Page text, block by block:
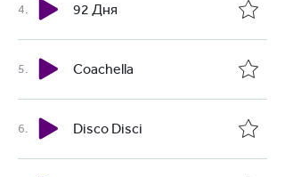
92 Дня
Coachella
Disco Disci